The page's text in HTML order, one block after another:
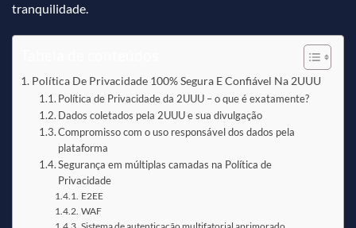
tranquilidade.
Política De Privacidade 100% Segura E Confiável Na 2UUU
Política de Privacidade da 2UUU – o que é exatamente?
Dados coletados pela 2UUU e sua divulgação
Compromisso com o uso responsável dos dados pela
plataforma
Segurança em múltiplas camadas na Política de
Privacidade
E2EE
WAF
Sistema de autenticação multifatorial aprimorado